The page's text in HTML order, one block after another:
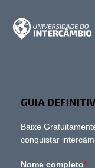
GUIA
Baixe
conquistar
Nome completo*